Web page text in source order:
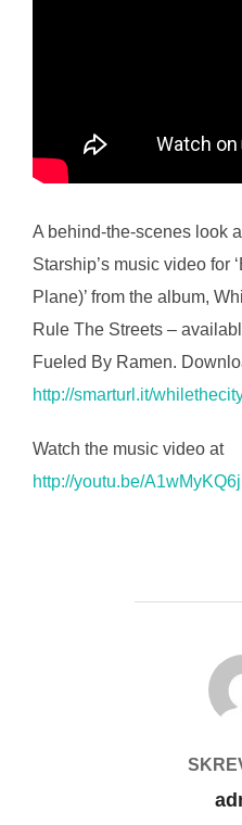
A behind-the-scenes look
Starship’s music video for
Plane)’ from the album,
Rule The Streets –
Fueled By Ramen.
http://smarturl.it/
Watch the music video at
http://youtu.be/